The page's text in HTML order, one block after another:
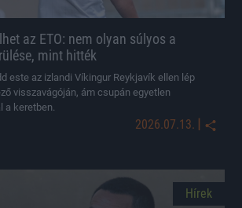
az ETO: nem olyan súlyos a
mint hitték
este az izlandi Víkingur Reykjavík ellen lép
visszavágóján, ám csupán egyetlen
a keretben.
2026.07.13.
Hírek